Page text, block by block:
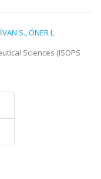
S.,ÖNER L.
Sciences (ISOPS